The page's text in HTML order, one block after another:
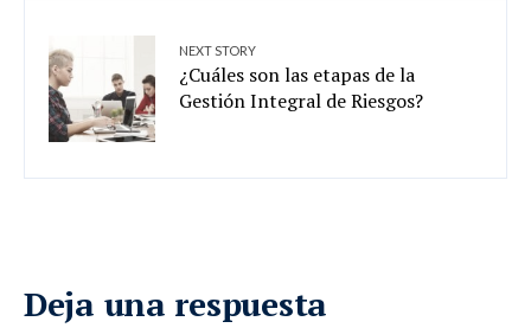
NEXT STORY
¿Cuáles son las etapas de la
Gestión Integral de Riesgos?
Deja una respuesta